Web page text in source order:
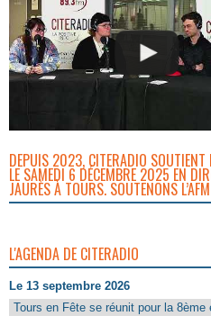
DEPUIS 2023, CITERADIO SOUTIENT
LE SAMEDI 6 DÉCEMBRE 2025 EN
JAURÈS À TOURS. SOUTENONS
L'AGENDA DE CITERADIO
Le 13 septembre 2026
Tours en Fête se réunit pour la 8ème